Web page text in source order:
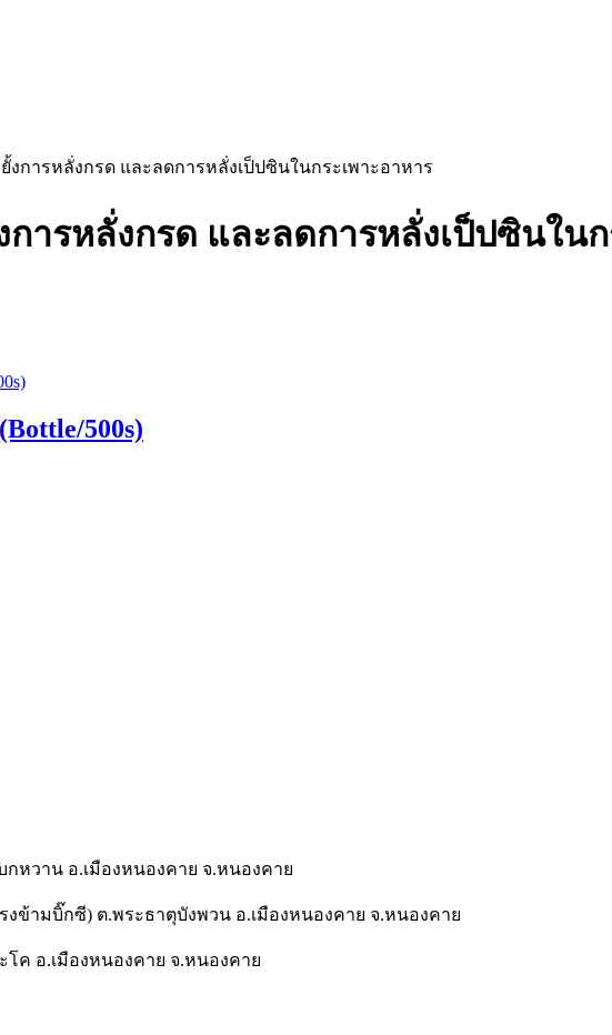
งการหลั่งกรด และลดการหลั่งเป็ปซินในกระเพาะอาหาร
การหลั่งกรด และลดการหลั่งเป็ปซินในก
500s)
หวาน อ.เมืองหนองคาย จ.หนองคาย
ข้ามบิ๊กซี) ต.พระธาตุบังพวน อ.เมืองหนองคาย จ.หนองคาย
โค อ.เมืองหนองคาย จ.หนองคาย